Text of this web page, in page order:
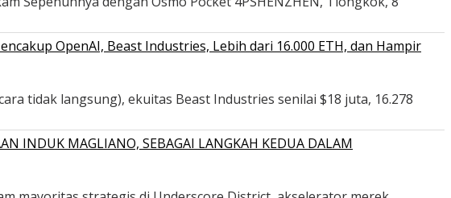
OpenAI, Beast Industries, Lebih dari 16.000 ETH, dan Hampir
tidak langsung), ekuitas Beast Industries senilai $18 juta, 16.278
INDUK MAGLIANO, SEBAGAI LANGKAH KEDUA DALAM